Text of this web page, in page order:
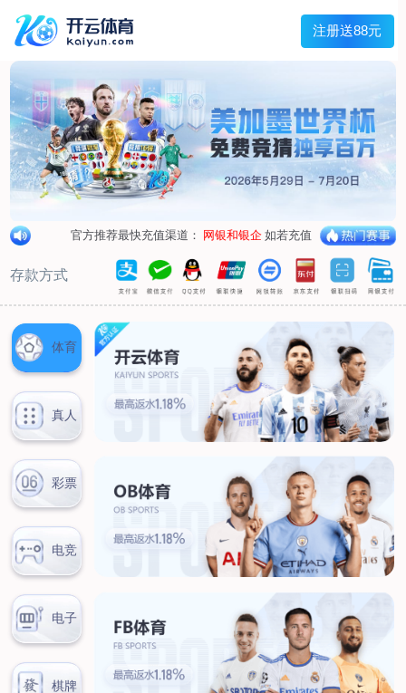
首页
关于我们
荣誉资质
合作伙伴
产品中心
烤箱纸
蜡纸
防油纸
糖果包装纸
汉堡包装纸
包肉纸
吸油纸
新闻展示
公司新闻
行业资讯
联系我们
联系方式
客户留言